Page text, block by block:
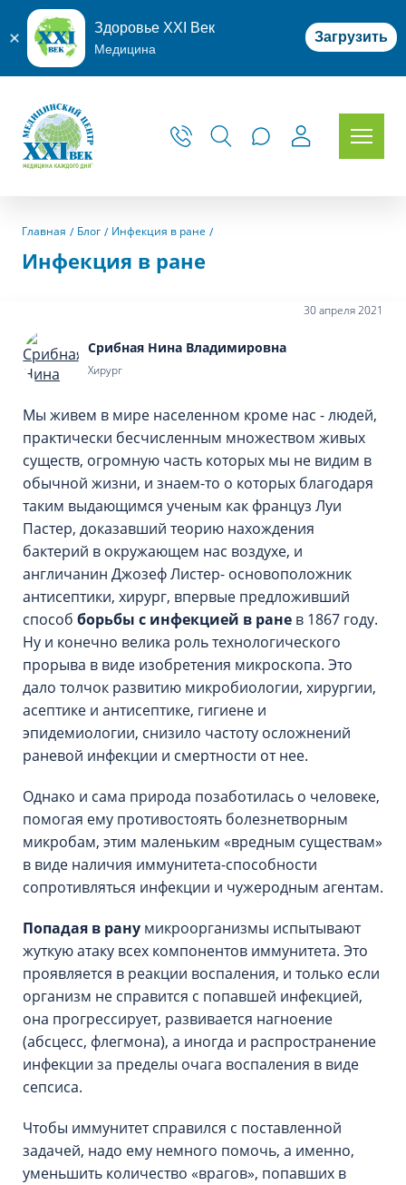
Здоровье XXI Век
Медицина
Загрузить
Главная Блог Инфекция в ране
Инфекция в ране
Срибная Нина Владимировна
Хирург
30 апреля 2021
Мы живем в мире населенном кроме нас - людей,
практически бесчисленным множеством живых
существ, огромную часть которых мы не видим в
обычной жизни, и знаем-то о которых благодаря
таким выдающимся ученым как француз Луи
Пастер, доказавший теорию нахождения
бактерий в окружающем нас воздухе, и
англичанин Джозеф Листер- основоположник
антисептики, хирург, впервые предложивший
способ борьбы с инфекцией в ране в 1867 году.
Ну и конечно велика роль технологического
прорыва в виде изобретения микроскопа. Это
дало толчок развитию микробиологии, хирургии,
асептике и антисептике, гигиене и
эпидемиологии, снизило частоту осложнений
раневой инфекции и смертности от нее.
Однако и сама природа позаботилась о человеке,
помогая ему противостоять болезнетворным
микробам, этим маленьким «вредным существам»
в виде наличия иммунитета-способности
сопротивляться инфекции и чужеродным агентам.
Попадая в рану микроорганизмы испытывают
жуткую атаку всех компонентов иммунитета. Это
проявляется в реакции воспаления, и только если
организм не справится с попавшей инфекцией,
она прогрессирует, развивается нагноение
(абсцесс, флегмона), а иногда и распространение
инфекции за пределы очага воспаления в виде
сепсиса.
Чтобы иммунитет справился с поставленной
задачей, надо ему немного помочь, а именно,
уменьшить количество «врагов», попавших в